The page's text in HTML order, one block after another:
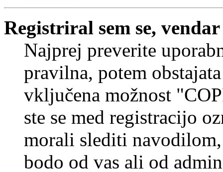
Registriral sem se,
Najprej preverite
pravilna, potem
vključena možnost
ste se med registracijo
morali slediti
bodo od vas ali od